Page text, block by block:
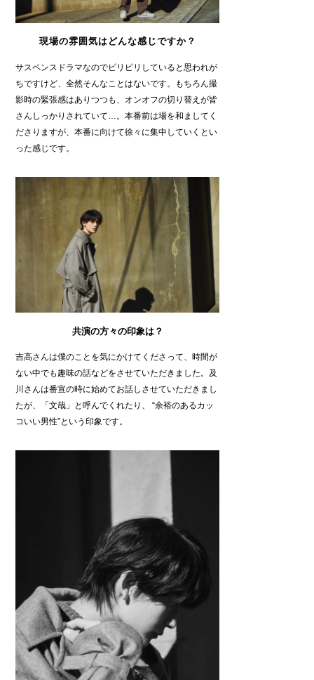
現場の雰囲気はどんな感じですか？
サスペンスドラマなのでピリピリしていると思われが
ちですけど、全然そんなことはないです。もちろん撮
影時の緊張感はありつつも、オンオフの切り替えが皆
さんしっかりされていて…。本番前は場を和ましてく
ださりますが、本番に向けて徐々に集中していくとい
った感じです。
共演の方々の印象は？
吉高さんは僕のことを気にかけてくださって、時間が
ない中でも趣味の話などをさせていただきました。及
川さんは番宣の時に始めてお話しさせていただきまし
たが、「文哉」と呼んでくれたり、 “余裕のあるカッ
コいい男性”という印象です。